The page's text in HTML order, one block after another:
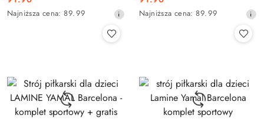
Cena
promocyjna:
Najniższa
obniżką
Najniższa cena: 89.99
Cena
promocyjna:
Najniższa
obniżką
Najniższa cena: 89.99